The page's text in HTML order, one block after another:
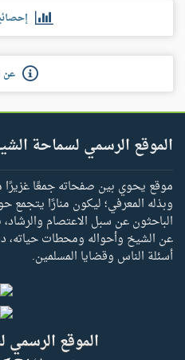
عن
الموقع الرسمي لسماحة
موقع يحوي بين صفحاته جمعًا غزيرًا
وبذله المعرفي؛ ليكون منارًا يتجمع
الباحثون عن سبل الاعتصام والرشاد،
عن الشيخ وأحواله ومحطات حياته،
أسئلة الناس وقضايا المسلمين.
الموقع